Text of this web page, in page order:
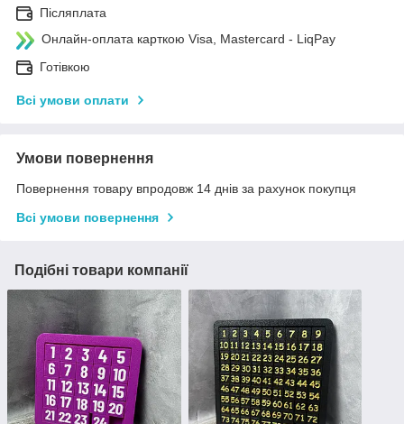
Післяплата
Онлайн-оплата карткою Visa, Mastercard - LiqPay
Готівкою
Всі умови оплати
Умови повернення
Повернення товару впродовж 14 днів за рахунок покупця
Всі умови повернення
Подібні товари компанії